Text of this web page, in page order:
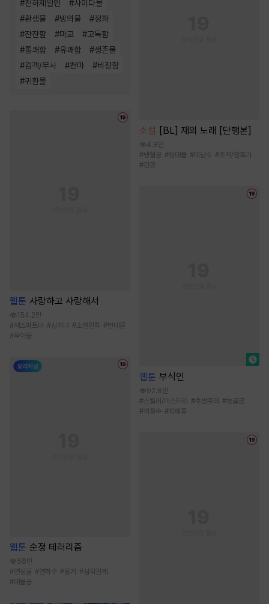
#천하제일인 #사이다물
#환생물 #빙의물 #정파
#잔잔함 #마교 #고독함
#통쾌함 #유쾌함 #생존물
#검객/무사 #천마 #비장함
#귀환물
웹툰 사랑하고 사랑해서
154.2만
#섹스파트너 #상처녀 #소설원작 #현대물
#육아물
웹툰 순정 테러리즘
58만
#연상공 #연하수 #동거 #삼각관계
#대물공
소설 [BL] 재의 노래 [단행본]
4.8만
#냉혈공 #현대물 #미남수 #조직/암흑가
#강공
웹툰 부식인
92.8만
#스릴러/미스터리 #후방주의 #능글공
#까칠수 #피폐물